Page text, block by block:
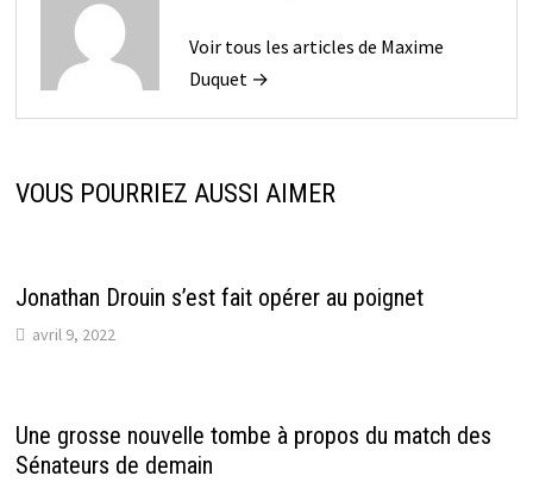
Voir tous les articles de Maxime
Duquet →
VOUS POURRIEZ AUSSI AIMER
Jonathan Drouin s’est fait opérer au poignet
avril 9, 2022
Une grosse nouvelle tombe à propos du match des
Sénateurs de demain